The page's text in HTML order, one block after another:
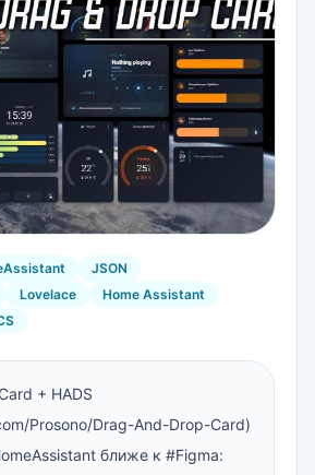
JSON
Lovelace
Home Assistant
+ HADS
Prosono/Drag-And-Drop-Card)
ближе к #Figma: